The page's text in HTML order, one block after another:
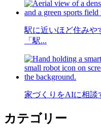
駅に近いほど住みや
「駅...
家づくりをAIに相談
カテゴリー